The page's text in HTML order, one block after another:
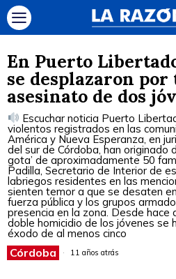
En Puerto
se desplazaron
asesinato de dos
Escuchar noticia Puerto
violentos registrados en las
América y Nueva Esperanza, en
del sur de Córdoba, han originado
gota’ de aproximadamente 50
Padilla, Secretario de Interior de
labriegos residentes en las
sienten temor a que se desaten
fuerza pública y los grupos
presencia en la zona. Desde hace
doble homicidio de los jóvenes se
éxodo de al menos cinco
Córdoba 11 años atrás